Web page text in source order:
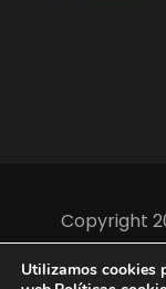
Copyright
Aviso
Utilizamos cookies